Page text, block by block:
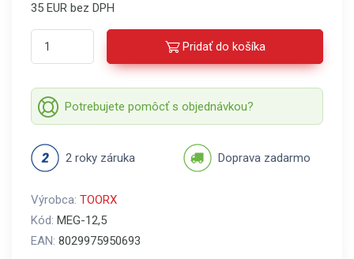
35 EUR bez DPH
Pridať do košíka
Potrebujete pomôcť s objednávkou?
2 roky záruka Doprava zadarmo
Výrobca: TOORX
Kód: MEG-12,5
EAN: 8029975950693